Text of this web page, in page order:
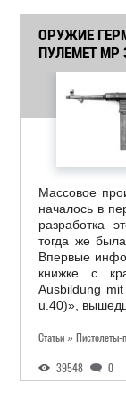
ОРУЖИЕ
ПУЛЕМЕТ MP
Массовое
началось в
разработка
тогда же
Впервые
книжке с
Ausbildung
u.40)»,
Статьи » Пистолеты-
39548 0